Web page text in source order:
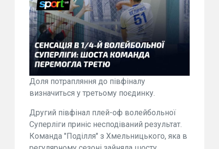
Доля потрапляння до півфіналу
визначиться у третьому поєдинку.
Другий півфінал плей-оф волейбольної
Суперліги приніс несподіваний результат.
Команда "Поділля" з Хмельницького, яка в